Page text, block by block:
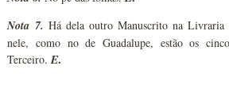
Nota 7. Há dela outro Manuscrito na
nele, como no de Guadalupe, estão os
Terceiro.E.